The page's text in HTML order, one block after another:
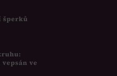
šperků
ve